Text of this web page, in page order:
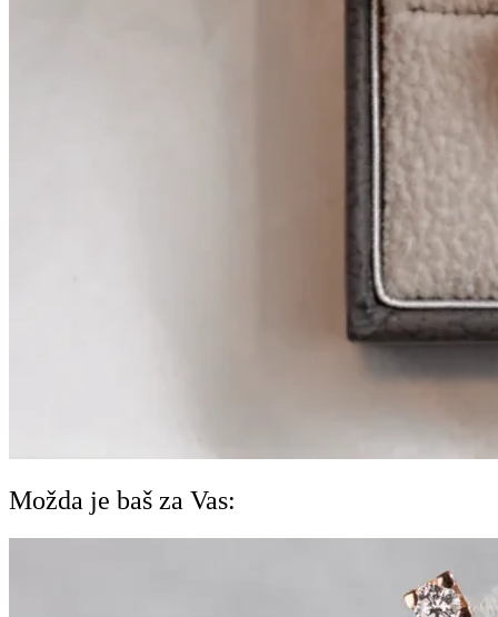
Možda je baš za Vas: